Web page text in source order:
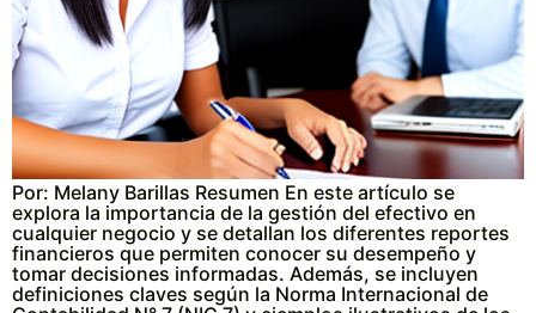
Por: Melany Barillas Resumen En este artículo se
explora la importancia de la gestión del efectivo en
cualquier negocio y se detallan los diferentes reportes
financieros que permiten conocer su desempeño y
tomar decisiones informadas. Además, se incluyen
definiciones claves según la Norma Internacional de